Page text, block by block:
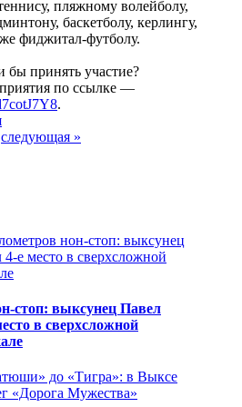
пляжному волейболу,
баскетболу, керлингу,
фиджитал-футболу.
принять участие?
по ссылке —
.
следующая »
стоп: выксунец Павел
в сверхсложной